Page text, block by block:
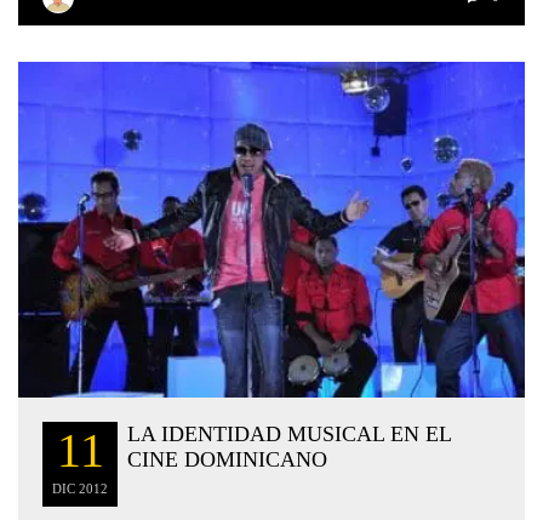
11
DIC 2012
LA IDENTIDAD MUSICAL EN EL
CINE DOMINICANO